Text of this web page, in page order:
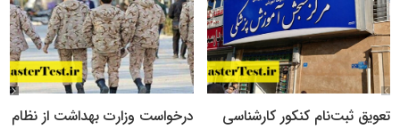
تعویق ثبت‌نام کنکور کارشناسی
درخواست وزارت بهداشت از نظام